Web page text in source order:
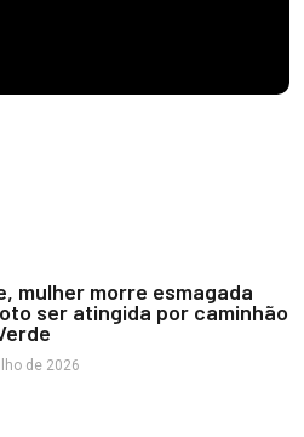
mulher morre esmagada
ser atingida por caminhão
de 2026